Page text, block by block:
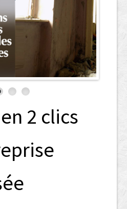
2 clics